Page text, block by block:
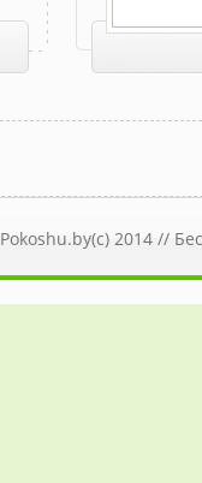
Pokoshu.by(c) 2014 //